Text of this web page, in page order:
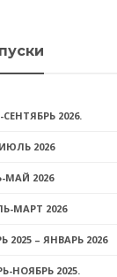
2026.
2026
МАЙ 2026
МАРТ 2026
2025 – ЯНВАРЬ 2026
НОЯБРЬ 2025.